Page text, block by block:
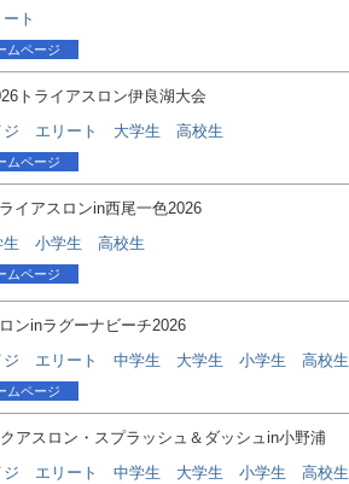
ト
ムページ
トライアスロン伊良湖大会
ジ エリート 大学生 高校生
ムページ
イアスロンin西尾一色2026
生 小学生 高校生
ムページ
ンinラグーナビーチ2026
ジ エリート 中学生 大学生 小学生 高校生
ムページ
アスロン・スプラッシュ＆ダッシュin小野浦
ジ エリート 中学生 大学生 小学生 高校生